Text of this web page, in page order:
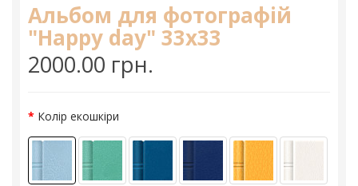
Альбом для фотографій
"Happy day" 33х33
2000.00 грн.
Колір екошкіри